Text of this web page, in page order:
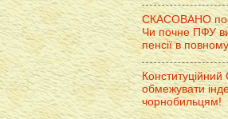
СКАСОВАНО
Чи почне ПФУ
пенсії в
обмежувати
чорнобильцям!